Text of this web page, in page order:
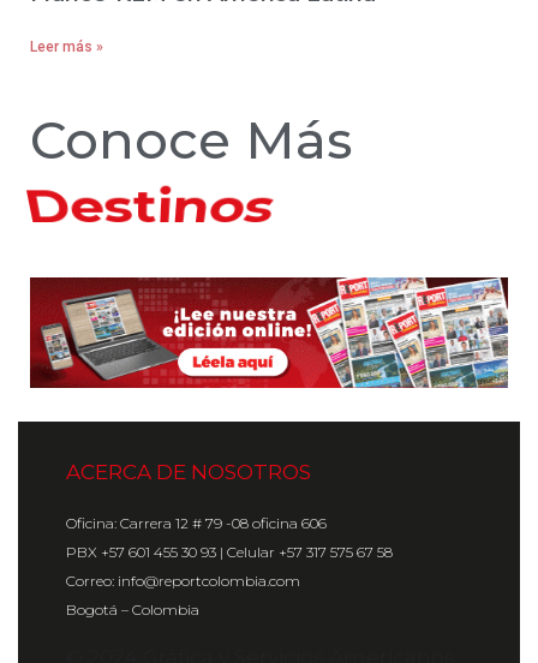
Leer más »
Conoce Más
Hoteles
ACERCA DE NOSOTROS
Oficina: Carrera 12 # 79 -08 oficina 606
PBX +57 601 455 30 93 | Celular +57 317 575 67 58
Correo: info@reportcolombia.com
Bogotá – Colombia